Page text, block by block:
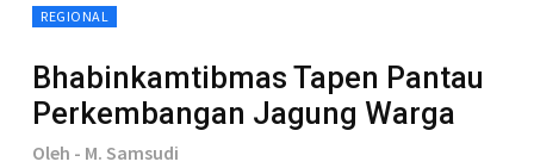
REGIONAL
Bhabinkamtibmas Tapen Pantau
Perkembangan Jagung Warga
Oleh - M. Samsudi